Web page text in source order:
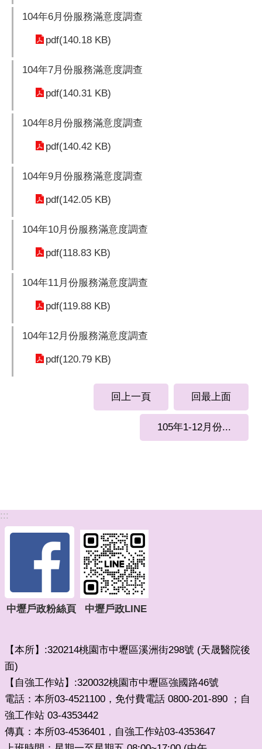
104年6月份服務滿意度調查
pdf(140.18 KB)
104年7月份服務滿意度調查
pdf(140.31 KB)
104年8月份服務滿意度調查
pdf(140.42 KB)
104年9月份服務滿意度調查
pdf(142.05 KB)
104年10月份服務滿意度調查
pdf(118.83 KB)
104年11月份服務滿意度調查
pdf(119.88 KB)
104年12月份服務滿意度調查
pdf(120.79 KB)
回上一頁 回最上面
105年1-12月份...
:::
中壢戶政粉絲頁 中壢戶政LINE
【本所】:320214桃園市中壢區溪洲街298號 (天晟醫院後
面)
【自強工作站】:320032桃園市中壢區強國路46號
電話：本所03-4521100，免付費電話 0800-201-890 ；自
強工作站 03-4353442
傳真：本所03-4536401 ， 自強工作站03-4353647